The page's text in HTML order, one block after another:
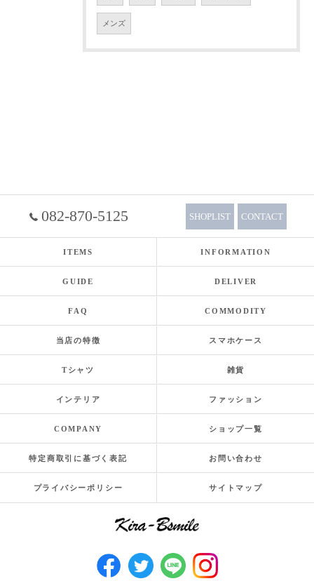
メンズ
082-870-5125 SHOPLIST CONTACT
ITEMS INFORMATION
GUIDE DELIVER
FAQ COMMODITY
当店の特徴 スマホケース
Tシャツ 雑貨
インテリア ファッション
COMPANY ショップ一覧
特定商取引に基づく表記 お問い合わせ
プライバシーポリシー サイトマップ